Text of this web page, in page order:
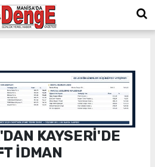
KAYSERİ'DE
İDMAN